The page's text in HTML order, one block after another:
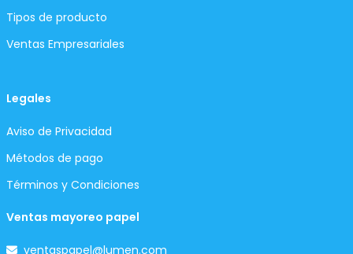
Tipos de producto
Ventas Empresariales
Legales
Aviso de Privacidad
Métodos de pago
Términos y Condiciones
Ventas mayoreo papel
ventaspapel@lumen.com